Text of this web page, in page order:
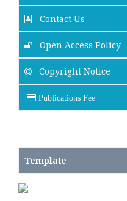
Contact Us
Open Access Policy
Copyright Notice
Publications Fee
Template